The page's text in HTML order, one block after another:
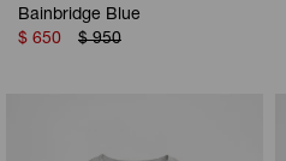
Bainbridge Blue
$ 650 $ 950